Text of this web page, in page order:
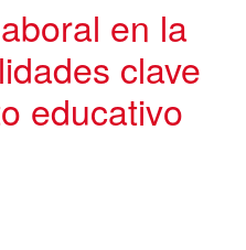
en la
clave
educativo